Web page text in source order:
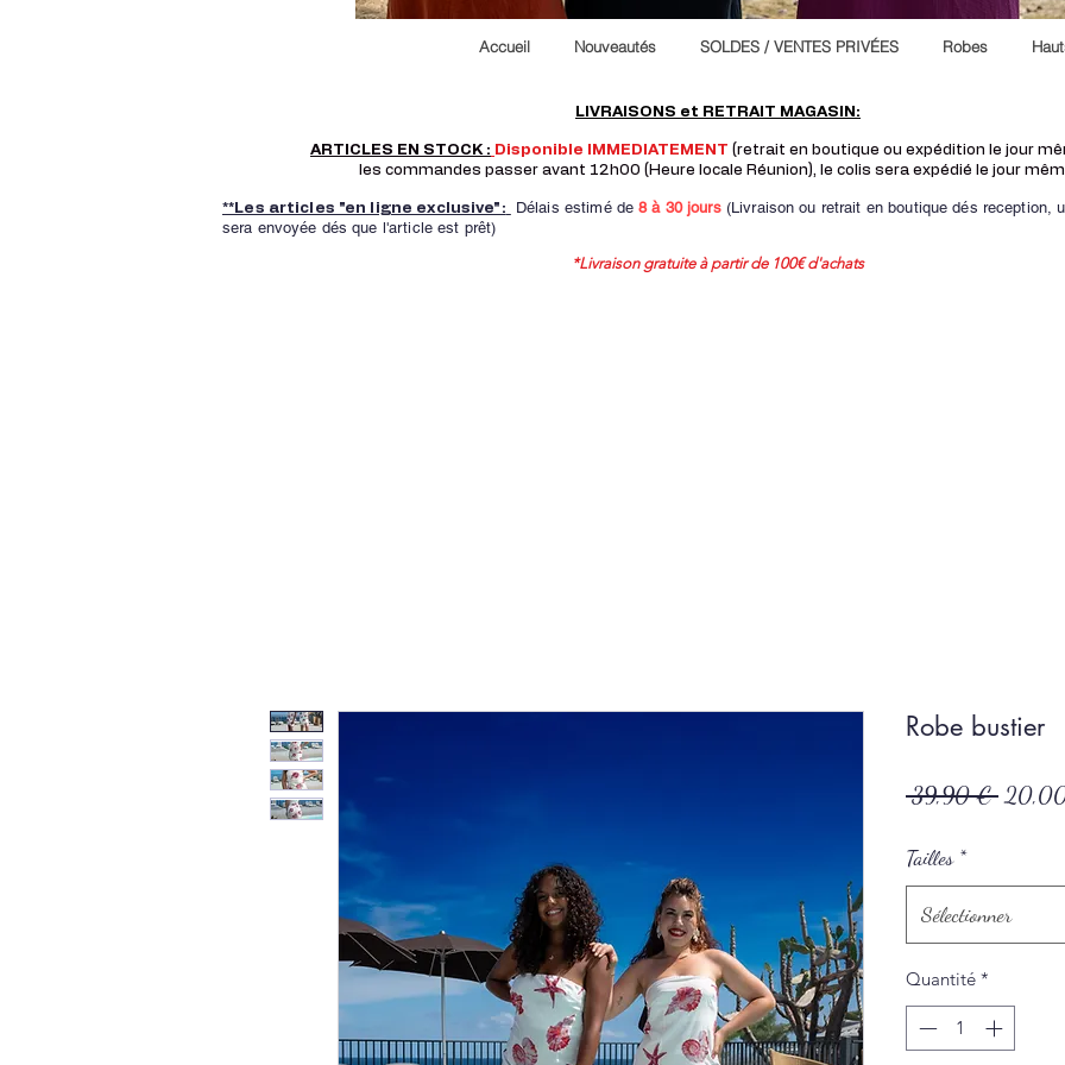
Accueil Nouveautés SOLDES / VENTES PRIVÉES Robes
LIVRAISONS et RETRAIT MAGASIN:
ARTICLES EN STOCK : Disponible IMMEDIATEMENT (retrait en boutique ou expédition le jour
les commandes passer avant 12h00 (Heure locale Réunion), le colis sera expédié le jour
**Les articles "en ligne exclusive": Délais estimé de8 à 30 jours(Livraison ou retrait en boutique dés reception,
sera envoyée dés que l'article est prêt)
*Livraison gratuite à partir de 100€ d'achats
Robe bustier
39,90 € Prix
Tailles *
Sélectionner
Quantité *